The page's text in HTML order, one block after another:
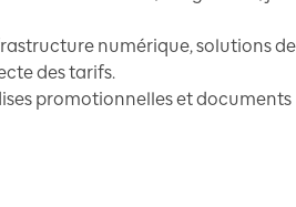
numérique, solutions de
des tarifs.
promotionnelles et documents